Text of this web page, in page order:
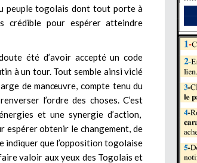
peuple togolais dont tout porte à
crédible pour espérer atteindre
été d’avoir accepté un code
à un tour. Tout semble ainsi vicié
de manœuvre, compte tenu du
l’ordre des choses. C’est
et une synergie d’action,
espérer obtenir le changement, de
indiquer que l’opposition togolaise
valoir aux yeux des Togolais et